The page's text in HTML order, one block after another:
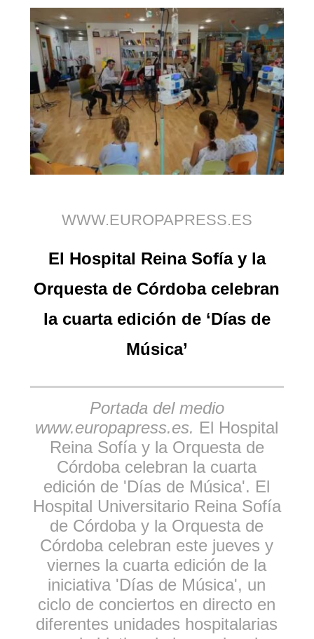
WWW.EUROPAPRESS.ES
El Hospital Reina Sofía y la
Orquesta de Córdoba celebran
la cuarta edición de ‘Días de
Música’
Portada del medio
www.europapress.es. El Hospital
Reina Sofía y la Orquesta de
Córdoba celebran la cuarta
edición de 'Días de Música'. El
Hospital Universitario Reina Sofía
de Córdoba y la Orquesta de
Córdoba celebran este jueves y
viernes la cuarta edición de la
iniciativa 'Días de Música', un
ciclo de conciertos en directo en
diferentes unidades hospitalarias